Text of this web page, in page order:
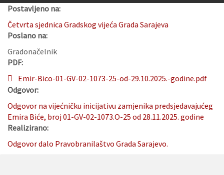
Postavljeno na:
Četvrta sjednica Gradskog vijeća Grada Sarajeva
Poslano na:
Gradonačelnik
PDF:
Emir-Bico-01-GV-02-1073-25-od-29.10.2025.-godine.pdf
Odgovor:
Odgovor na vijećničku inicijativu zamjenika predsjedavajućeg
Emira Biće, broj 01-GV-02-1073.O-25 od 28.11.2025. godine
Realizirano:
Odgovor dalo Pravobranilaštvo Grada Sarajevo.